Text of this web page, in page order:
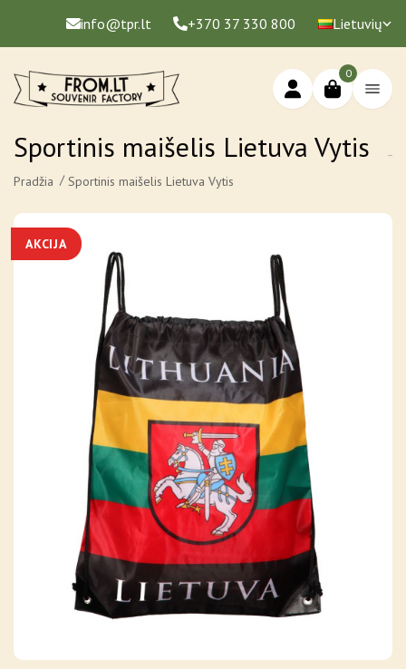
info@tpr.lt +370 37 330 800 Lietuvių
0
Sportinis maišelis Lietuva Vytis
Pradžia Sportinis maišelis Lietuva Vytis
AKCIJA